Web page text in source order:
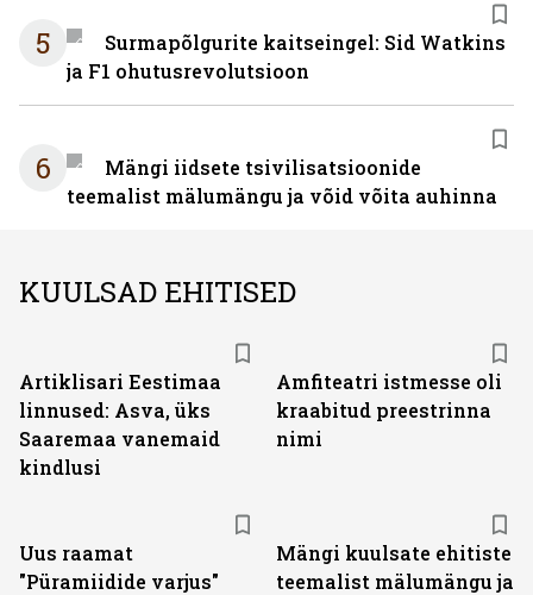
5
Surmapõlgurite kaitseingel: Sid Watkins
ja F1 ohutusrevolutsioon
6
Mängi iidsete tsivilisatsioonide
teemalist mälumängu ja võid võita auhinna
KUULSAD EHITISED
Artiklisari Eestimaa
linnused: Asva, üks
Saaremaa vanemaid
kindlusi
Amfiteatri istmesse oli
kraabitud preestrinna
nimi
Uus raamat
"Püramiidide varjus"
Mängi kuulsate ehitiste
teemalist mälumängu ja